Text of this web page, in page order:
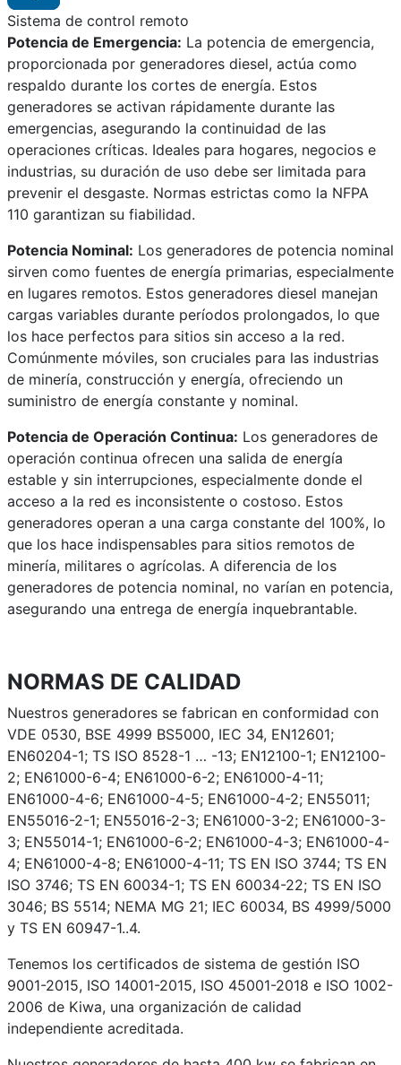
Sistema de control remoto
Potencia de Emergencia: La potencia de emergencia,
proporcionada por generadores diesel, actúa como
respaldo durante los cortes de energía. Estos
generadores se activan rápidamente durante las
emergencias, asegurando la continuidad de las
operaciones críticas. Ideales para hogares, negocios e
industrias, su duración de uso debe ser limitada para
prevenir el desgaste. Normas estrictas como la NFPA
110 garantizan su fiabilidad.
Potencia Nominal: Los generadores de potencia nominal
sirven como fuentes de energía primarias, especialmente
en lugares remotos. Estos generadores diesel manejan
cargas variables durante períodos prolongados, lo que
los hace perfectos para sitios sin acceso a la red.
Comúnmente móviles, son cruciales para las industrias
de minería, construcción y energía, ofreciendo un
suministro de energía constante y nominal.
Potencia de Operación Continua: Los generadores de
operación continua ofrecen una salida de energía
estable y sin interrupciones, especialmente donde el
acceso a la red es inconsistente o costoso. Estos
generadores operan a una carga constante del 100%, lo
que los hace indispensables para sitios remotos de
minería, militares o agrícolas. A diferencia de los
generadores de potencia nominal, no varían en potencia,
asegurando una entrega de energía inquebrantable.
NORMAS DE CALIDAD
Nuestros generadores se fabrican en conformidad con
VDE 0530, BSE 4999 BS5000, IEC 34, EN12601;
EN60204-1; TS ISO 8528-1 … -13; EN12100-1; EN12100-
2; EN61000-6-4; EN61000-6-2; EN61000-4-11;
EN61000-4-6; EN61000-4-5; EN61000-4-2; EN55011;
EN55016-2-1; EN55016-2-3; EN61000-3-2; EN61000-3-
3; EN55014-1; EN61000-6-2; EN61000-4-3; EN61000-4-
4; EN61000-4-8; EN61000-4-11; TS EN ISO 3744; TS EN
ISO 3746; TS EN 60034-1; TS EN 60034-22; TS EN ISO
3046; BS 5514; NEMA MG 21; IEC 60034, BS 4999/5000
y TS EN 60947-1..4.
Tenemos los certificados de sistema de gestión ISO
9001-2015, ISO 14001-2015, ISO 45001-2018 e ISO 1002-
2006 de Kiwa, una organización de calidad
independiente acreditada.